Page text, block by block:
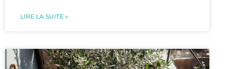
LIRE LA SUITE »